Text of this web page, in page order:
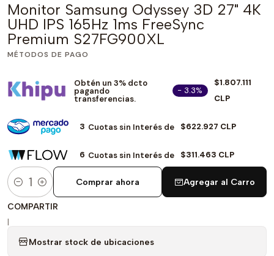
Monitor Samsung Odyssey 3D 27" 4K
UHD IPS 165Hz 1ms FreeSync
Premium S27FG900XL
MÉTODOS DE PAGO
Obtén un 3% dcto
pagando
transferencias.
- 3.3%
$1.807.111
CLP
3 Cuotas sin Interés de $622.927 CLP
6 Cuotas sin Interés de $311.463 CLP
Cantidad
Agregar al Carro
Comprar ahora
COMPARTIR
|
Mostrar stock de ubicaciones